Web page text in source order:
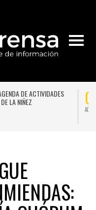
DE ACTIVIDADES
LA NIÑEZ
AGO